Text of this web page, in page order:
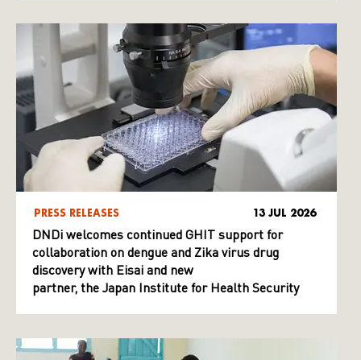
PRESS RELEASES 13 JUL 2026
DNDi welcomes continued GHIT support for
collaboration on dengue and Zika virus drug
discovery with Eisai and new
partner, the Japan Institute for Health Security